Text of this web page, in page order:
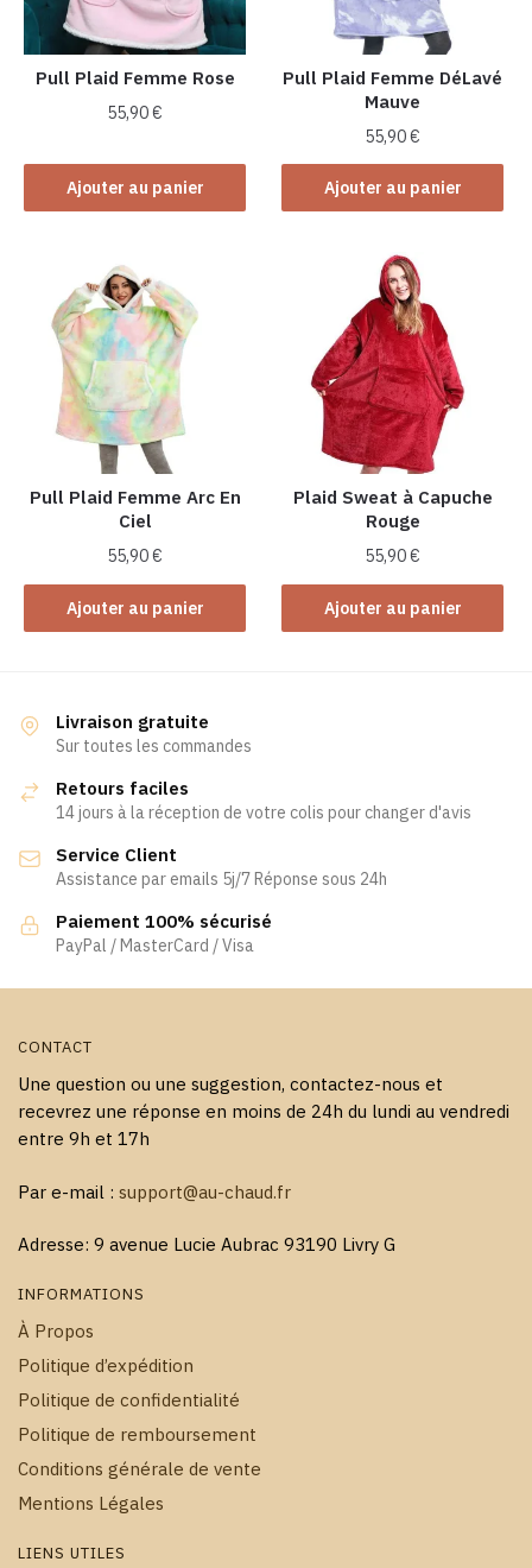
Pull Plaid Femme Rose
55,90€
Ajouter au panier
Pull Plaid Femme DéLavé
Mauve
55,90€
Ajouter au panier
Pull Plaid Femme Arc En
Ciel
55,90€
Ajouter au panier
Plaid Sweat à Capuche
Rouge
55,90€
Ajouter au panier
Livraison gratuite
Sur toutes les commandes
Retours faciles
14 jours à la réception de votre colis pour changer d'avis
Service Client
Assistance par emails 5j/7 Réponse sous 24h
Paiement 100% sécurisé
PayPal / MasterCard / Visa
CONTACT
Une question ou une suggestion, contactez-nous et
recevrez une réponse en moins de 24h du lundi au vendredi
entre 9h et 17h
Par e-mail : support@au-chaud.fr
Adresse: 9 avenue Lucie Aubrac 93190 Livry G
INFORMATIONS
À Propos
Politique d’expédition
Politique de confidentialité
Politique de remboursement
Conditions générale de vente
Mentions Légales
LIENS UTILES